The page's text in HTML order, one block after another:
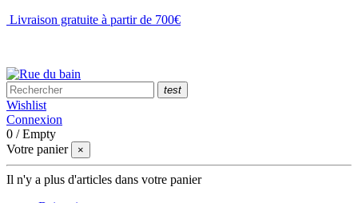
Livraison gratuite à partir de 700€
test
Wishlist
Connexion
0 /Empty
Votre panier
×
Il n'y a plus d'articles dans votre panier